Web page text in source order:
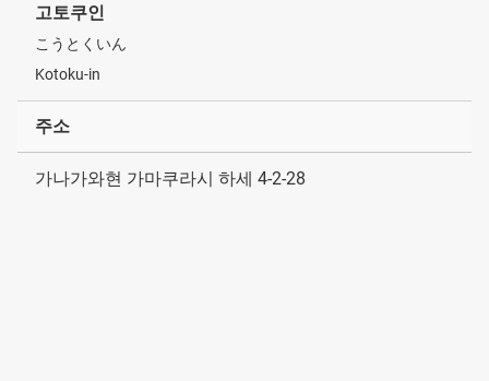
고토쿠인
こうとくいん
Kotoku-in
주소
가나가와현 가마쿠라시 하세 4-2-28